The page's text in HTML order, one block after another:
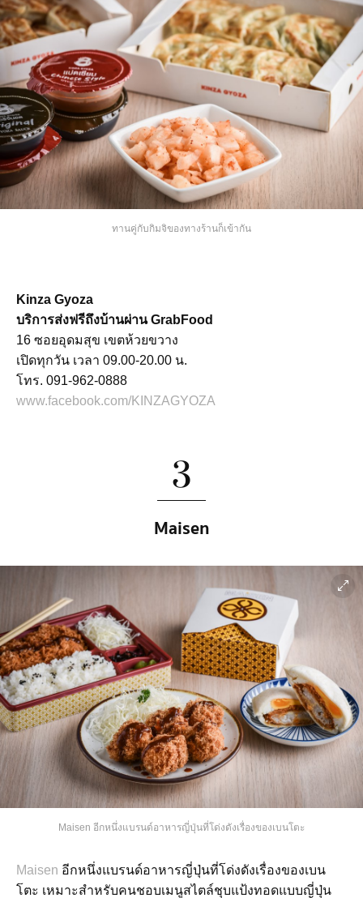
ทานคู่กับกิมจิของทางร้านก็เข้ากัน
Kinza Gyoza
บริการส่งฟรีถึงบ้านผ่าน GrabFood
16 ซอยอุดมสุข เขตห้วยขวาง
เปิดทุกวัน เวลา 09.00-20.00 น.
โทร. 091-962-0888
www.facebook.com/KINZAGYOZA
3
Maisen
Maisen อีกหนึ่งแบรนด์อาหารญี่ปุ่นที่โด่งดังเรื่องของเบนโตะ
Maisen อีกหนึ่งแบรนด์อาหารญี่ปุ่นที่โด่งดังเรื่องของเบน
โตะ เหมาะสำหรับคนชอบเมนูสไตล์ชุบแป้งทอดแบบญี่ปุ่น